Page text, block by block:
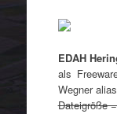
EDAH
als
Wegner
Dateigröße